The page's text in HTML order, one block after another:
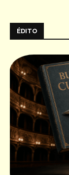
ÉDITO